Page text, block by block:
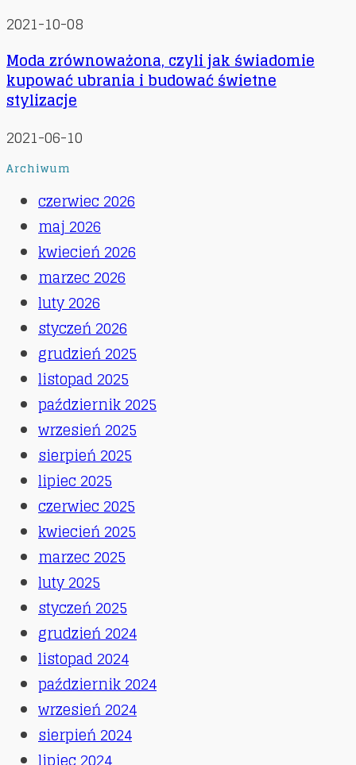
2021-10-08
Moda zrównoważona, czyli jak świadomie
kupować ubrania i budować świetne
stylizacje
2021-06-10
Archiwum
czerwiec 2026
maj 2026
kwiecień 2026
marzec 2026
luty 2026
styczeń 2026
grudzień 2025
listopad 2025
październik 2025
wrzesień 2025
sierpień 2025
lipiec 2025
czerwiec 2025
kwiecień 2025
marzec 2025
luty 2025
styczeń 2025
grudzień 2024
listopad 2024
październik 2024
wrzesień 2024
sierpień 2024